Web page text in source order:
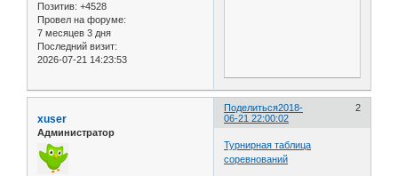
Позитив: +4528
Провел на форуме:
7 месяцев 3 дня
Последний визит:
2026-07-21 14:23:53
Поделиться 2
2018-
06-21 22:00:02
xuser
Администратор
Турнирная таблица
соревнований